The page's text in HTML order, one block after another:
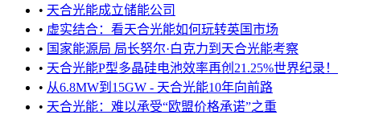
• 天合光能成立储能公司
• 虚实结合：看天合光能如何玩转英国市场
• 国家能源局 局长努尔·白克力到天合光能考察
• 天合光能P型多晶硅电池效率再创21.25%世界纪录！
• 从6.8MW到15GW - 天合光能10年向前路
• 天合光能：难以承受“欧盟价格承诺”之重